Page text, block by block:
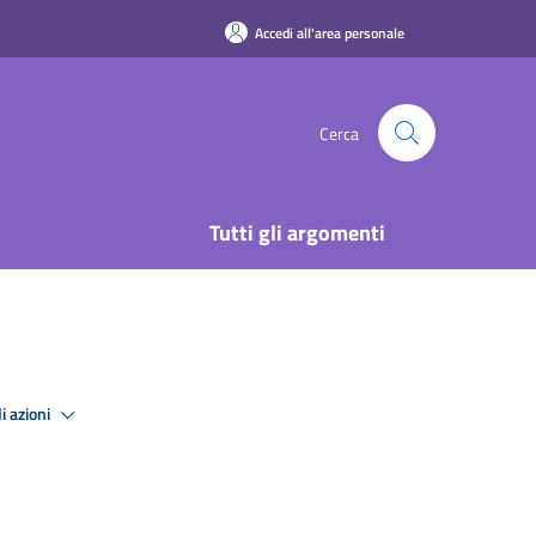
Accedi all'area personale
Cerca
Tutti gli argomenti
azioni